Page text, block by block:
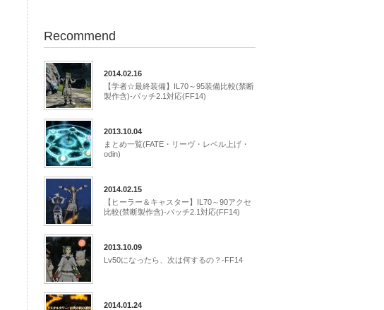
Recommend
2014.02.16
【学者☆最終装備】IL70～95装備比較(禁断
製作含)-パッチ2.1対応(FF14)
2013.10.04
まとめ一覧(FATE・リーヴ・レベル上げ・
odin)
2014.02.15
【ヒーラー＆キャスター】IL70～90アクセ
比較(禁断製作含)-パッチ2.1対応(FF14)
2013.10.09
Lv50になったら、次は何するの？-FF14
2014.01.24